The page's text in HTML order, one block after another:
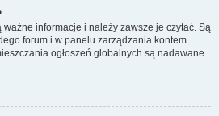
informacje i należy zawsze je czytać. Są
forum i w panelu zarządzania kontem
ogłoszeń globalnych są nadawane